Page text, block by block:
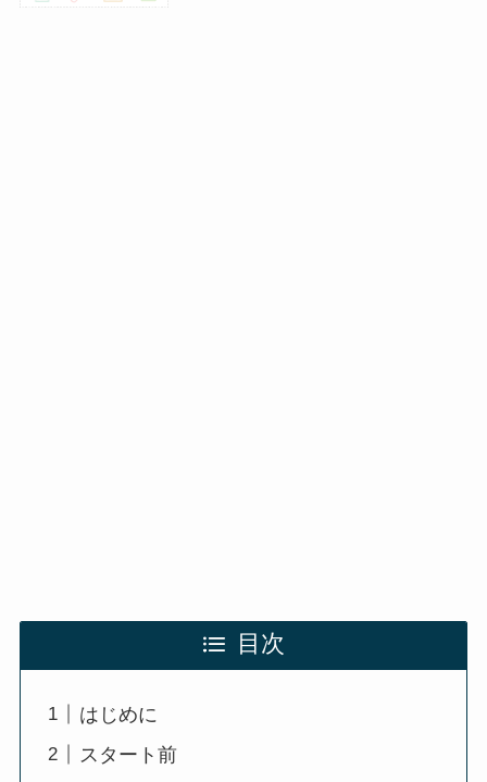
目次
はじめに
スタート前